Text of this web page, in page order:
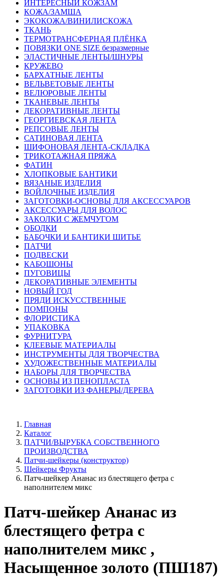
ИНТЕРЕСНЫЙ КОЖЗАМ
КОЖА/ЗАМША
ЭКОКОЖА/ВИНИЛИСКОЖА
ТКАНЬ
ТЕРМОТРАНСФЕРНАЯ ПЛЁНКА
ПОВЯЗКИ ONE SIZE безразмерные
ЭЛАСТИЧНЫЕ ЛЕНТЫ/ШНУРЫ
КРУЖЕВО
БАРХАТНЫЕ ЛЕНТЫ
ВЕЛЬВЕТОВЫЕ ЛЕНТЫ
ВЕЛЮРОВЫЕ ЛЕНТЫ
ТКАНЕВЫЕ ЛЕНТЫ
ДЕКОРАТИВНЫЕ ЛЕНТЫ
ГЕОРГИЕВСКАЯ ЛЕНТА
РЕПСОВЫЕ ЛЕНТЫ
САТИНОВАЯ ЛЕНТА
ШИФОНОВАЯ ЛЕНТА-СКЛАДКА
ТРИКОТАЖНАЯ ПРЯЖА
ФАТИН
ХЛОПКОВЫЕ БАНТИКИ
ВЯЗАНЫЕ ИЗДЕЛИЯ
ВОЙЛОЧНЫЕ ИЗДЕЛИЯ
ЗАГОТОВКИ-ОСНОВЫ ДЛЯ АКСЕССУАРОВ
АКСЕССУАРЫ ДЛЯ ВОЛОС
ЗАКОЛКИ С ЖЕМЧУГОМ
ОБОДКИ
БАБОЧКИ И БАНТИКИ ШИТЬЕ
ПАТЧИ
ПОДВЕСКИ
КАБОШОНЫ
ПУГОВИЦЫ
ДЕКОРАТИВНЫЕ ЭЛЕМЕНТЫ
НОВЫЙ ГОД
ПРЯДИ ИСКУССТВЕННЫЕ
ПОМПОНЫ
ФЛОРИСТИКА
УПАКОВКА
ФУРНИТУРА
КЛЕЕВЫЕ МАТЕРИАЛЫ
ИНСТРУМЕНТЫ ДЛЯ ТВОРЧЕСТВА
ХУДОЖЕСТВЕННЫЕ МАТЕРИАЛЫ
НАБОРЫ ДЛЯ ТВОРЧЕСТВА
ОСНОВЫ ИЗ ПЕНОПЛАСТА
ЗАГОТОВКИ ИЗ ФАНЕРЫ/ДЕРЕВА
Главная
Каталог
ПАТЧИ/ВЫРУБКА СОБСТВЕННОГО
ПРОИЗВОДСТВА
Патчи-шейкеры (конструктор)
Шейкеры Фрукты
Патч-шейкер Ананас из блестящего фетра с
наполнителем микс
Патч-шейкер Ананас из
блестящего фетра с
наполнителем микс ,
Насыщенное золото (ПШ187)